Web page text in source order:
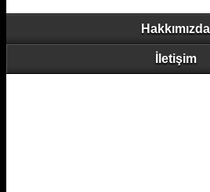
Hakkımızda
İletişim